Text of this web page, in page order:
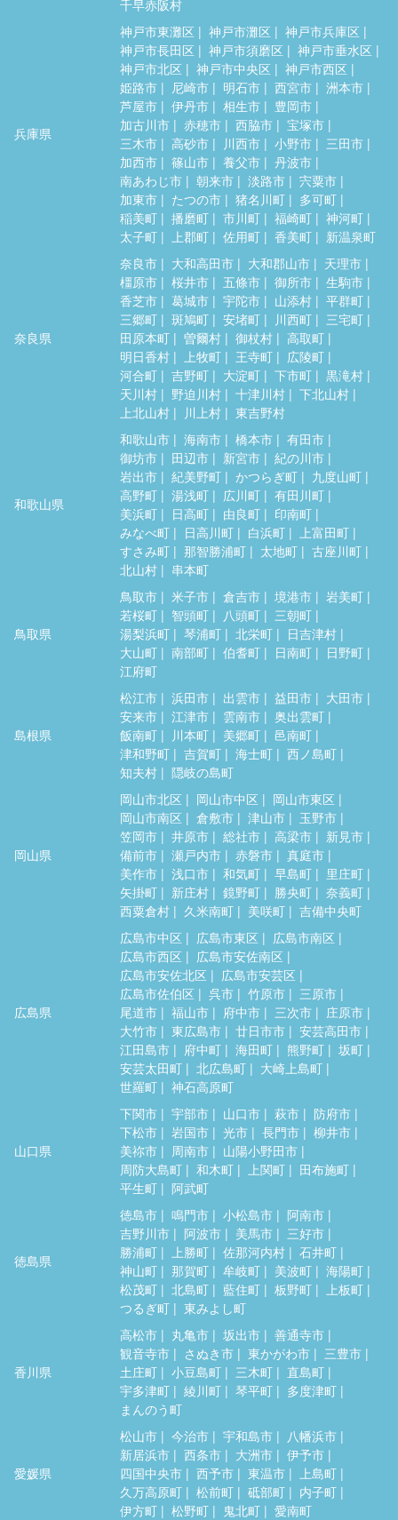
千早赤阪村
兵庫県
神戸市東灘区 神戸市灘区
神戸市兵庫区
神戸市長田区
神戸市須磨区
神戸市垂水区
神戸市北区
神戸市中央区
神戸市西区
姫路市
尼崎市 明石市 西宮市
洲本市
芦屋市
伊丹市 相生市
豊岡市
加古川市
赤穂市 西脇市
宝塚市
三木市
高砂市 川西市 小野市
三田市
加西市
篠山市 養父市
丹波市
南あわじ市
朝来市 淡路市
宍粟市
加東市
たつの市 猪名川町
多可町
稲美町
播磨町 市川町 福崎町
神河町
太子町
上郡町 佐用町 香美町 新温泉町
奈良県
奈良市 大和高田市 大和郡山市
天理市
橿原市
桜井市 五條市 御所市
生駒市
香芝市
葛城市 宇陀市 山添村
平群町
三郷町
斑鳩町 安堵町 川西町
三宅町
田原本町
曽爾村 御杖村
高取町
明日香村
上牧町 王寺町
広陵町
河合町
吉野町 大淀町 下市町
黒滝村
天川村
野迫川村 十津川村
下北山村
上北山村
川上村 東吉野村
和歌山県
和歌山市 海南市 橋本市
有田市
御坊市
田辺市 新宮市
紀の川市
岩出市
紀美野町 かつらぎ町
九度山町
高野町
湯浅町 広川町
有田川町
美浜町
日高町 由良町
印南町
みなべ町
日高川町 白浜町
上富田町
すさみ町
那智勝浦町 太地町
古座川町
北山村
串本町
鳥取県
鳥取市 米子市 倉吉市 境港市
岩美町
若桜町
智頭町 八頭町
三朝町
湯梨浜町
琴浦町 北栄町
日吉津村
大山町
南部町 伯耆町 日南町
日野町
江府町
島根県
松江市 浜田市 出雲市 益田市
大田市
安来市
江津市 雲南市
奥出雲町
飯南町
川本町 美郷町
邑南町
津和野町
吉賀町 海士町
西ノ島町
知夫村
隠岐の島町
岡山県
岡山市北区 岡山市中区
岡山市東区
岡山市南区
倉敷市 津山市
玉野市
笠岡市
井原市 総社市 高梁市
新見市
備前市
瀬戸内市 赤磐市
真庭市
美作市
浅口市 和気町 早島町
里庄町
矢掛町
新庄村 鏡野町 勝央町
奈義町
西粟倉村
久米南町 美咲町 吉備中央町
広島県
広島市中区 広島市東区
広島市南区
広島市西区
広島市安佐南区
広島市安佐北区
広島市安芸区
広島市佐伯区
呉市 竹原市
三原市
尾道市
福山市 府中市 三次市
庄原市
大竹市
東広島市 廿日市市
安芸高田市
江田島市
府中町 海田町 熊野町
坂町
安芸太田町
北広島町
大崎上島町
世羅町
神石高原町
山口県
下関市 宇部市 山口市 萩市
防府市
下松市
岩国市 光市 長門市
柳井市
美祢市
周南市
山陽小野田市
周防大島町
和木町 上関町
田布施町
平生町
阿武町
徳島県
徳島市 鳴門市 小松島市
阿南市
吉野川市
阿波市 美馬市
三好市
勝浦町
上勝町 佐那河内村
石井町
神山町
那賀町 牟岐町 美波町
海陽町
松茂町
北島町 藍住町 板野町
上板町
つるぎ町
東みよし町
香川県
高松市 丸亀市 坂出市
善通寺市
観音寺市
さぬき市 東かがわ市
三豊市
土庄町
小豆島町 三木町
直島町
宇多津町
綾川町 琴平町
多度津町
まんのう町
愛媛県
松山市 今治市 宇和島市
八幡浜市
新居浜市
西条市 大洲市
伊予市
四国中央市
西予市 東温市
上島町
久万高原町
松前町 砥部町
内子町
伊方町
松野町 鬼北町 愛南町